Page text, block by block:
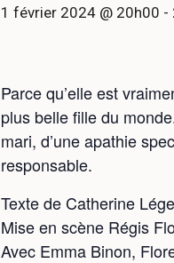
1 février 2024 @ 20h00 -
Parce qu’elle est
plus belle fille du
mari, d’une apathie
responsable.
Texte de Catherine
Mise en scène Régis
Avec Emma Binon,